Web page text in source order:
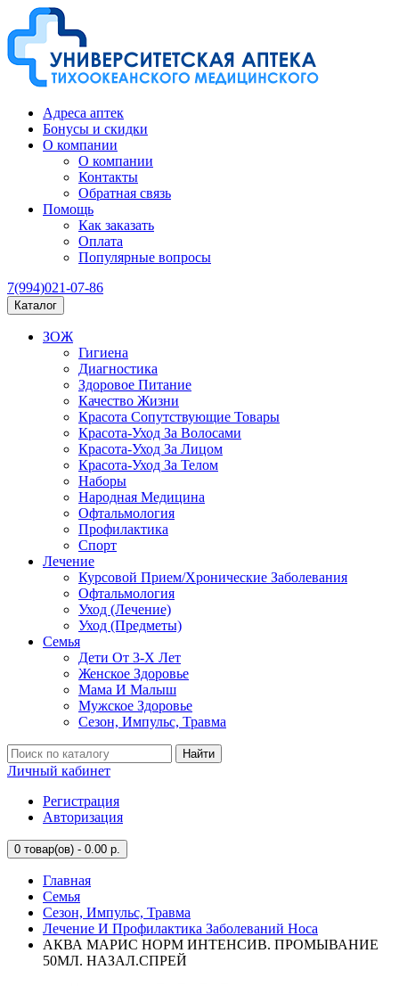
Адреса аптек
Бонусы и скидки
О компании
О компании
Контакты
Обратная связь
Помощь
Как заказать
Оплата
Популярные вопросы
7(994)021-07-86
Каталог
ЗОЖ
Гигиена
Диагностика
Здоровое Питание
Качество Жизни
Красота Сопутствующие Товары
Красота-Уход За Волосами
Красота-Уход За Лицом
Красота-Уход За Телом
Наборы
Народная Медицина
Офтальмология
Профилактика
Спорт
Лечение
Курсовой Прием/Хронические Заболевания
Офтальмология
Уход (Лечение)
Уход (Предметы)
Семья
Дети От 3-Х Лет
Женское Здоровье
Мама И Малыш
Мужское Здоровье
Сезон, Импульс, Травма
Найти
Личный кабинет
Регистрация
Авторизация
0 товар(ов) - 0.00 р.
Главная
Семья
Сезон, Импульс, Травма
Лечение И Профилактика Заболеваний Носа
АКВА МАРИС НОРМ ИНТЕНСИВ. ПРОМЫВАНИЕ
50МЛ. НАЗАЛ.СПРЕЙ